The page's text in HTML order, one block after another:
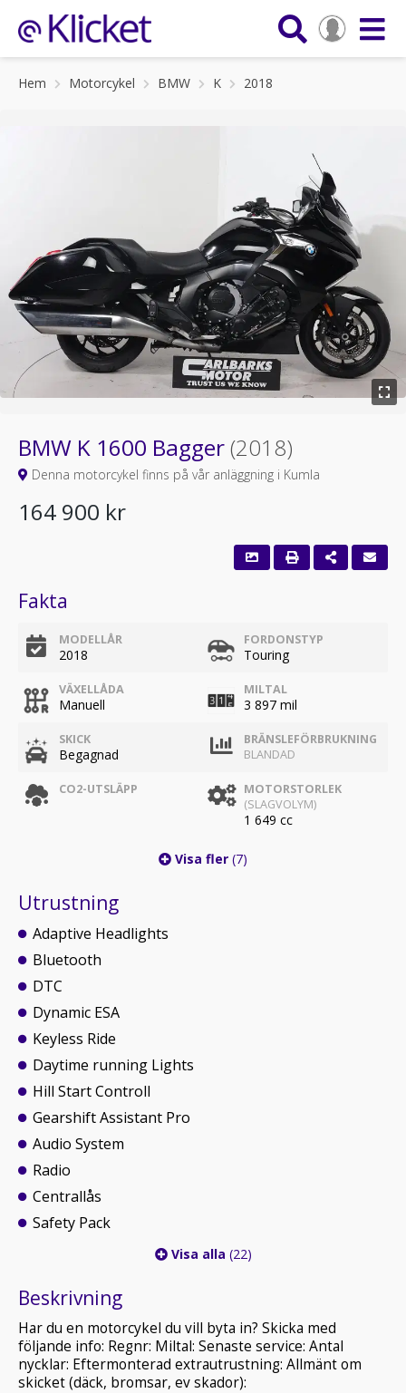
Hem Motorcykel BMW K 2018
BMW K 1600 Bagger(2018)
Denna motorcykel finns på vår anläggning i Kumla
164 900 kr
Fakta
MODELLÅR
2018
FORDONSTYP
Touring
VÄXELLÅDA
Manuell
MILTAL
3 897 mil
SKICK
Begagnad
BRÄNSLEFÖRBRUKNING
BLANDAD
CO2-UTSLÄPP
MOTORSTORLEK
(SLAGVOLYM)
1 649 cc
Visa fler (7)
Utrustning
Adaptive Headlights
Bluetooth
DTC
Dynamic ESA
Keyless Ride
Daytime running Lights
Hill Start Controll
Gearshift Assistant Pro
Audio System
Radio
Centrallås
Safety Pack
Visa alla (22)
Beskrivning
Har du en motorcykel du vill byta in? Skicka med
följande info: Regnr: Miltal: Senaste service: Antal
nycklar: Eftermonterad extrautrustning: Allmänt om
skicket (däck, bromsar, ev skador):